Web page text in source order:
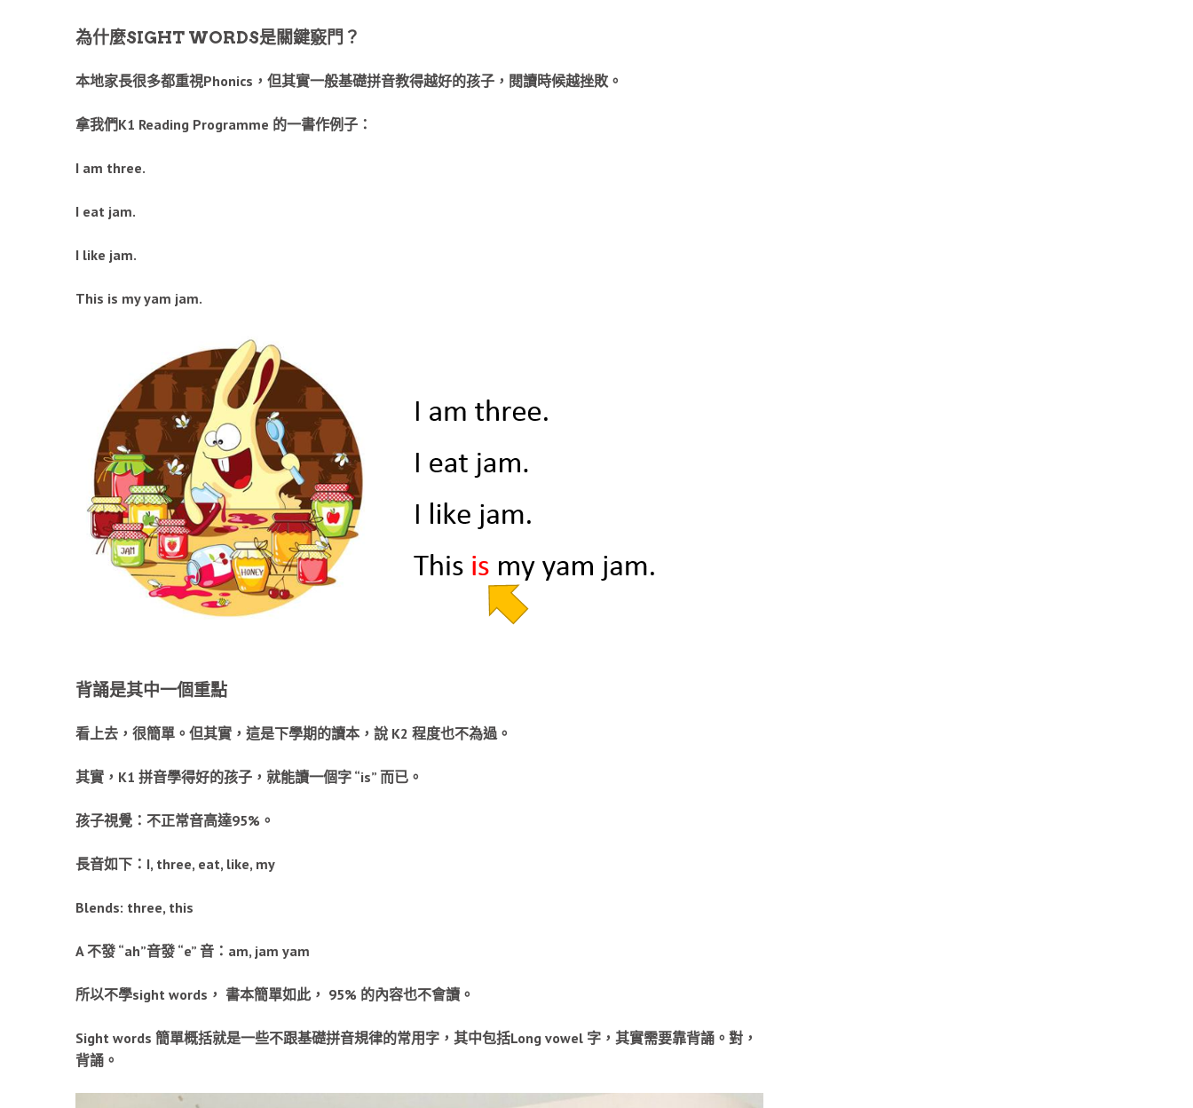
為什麼SIGHT WORDS是關鍵竅門？
本地家長很多都重視Phonics，但其實一般基礎拼音教得越好的孩子，閱讀時候越挫敗。
拿我們K1 Reading Programme 的一書作例子：
I am three.
I eat jam.
I like jam.
This is my yam jam.
背誦是其中一個重點
看上去，很簡單。但其實，這是下學期的讀本，說 K2 程度也不為過。
其實，K1 拼音學得好的孩子，就能讀一個字 “is” 而已。
孩子視覺：不正常音高達95%。
長音如下：I, three, eat, like, my
Blends: three, this
A 不發 “ah”音發 “e” 音：am, jam yam
所以不學sight words， 書本簡單如此， 95% 的內容也不會讀。
Sight words 簡單概括就是一些不跟基礎拼音規律的常用字，其中包括Long vowel 字，其實需要靠背誦。對，
背誦。